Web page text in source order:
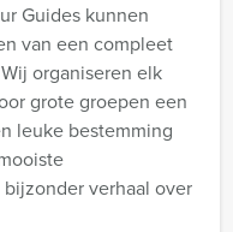
Guides kunnen
van een compleet
organiseren elk
grote groepen een
leuke bestemming
verhaal over